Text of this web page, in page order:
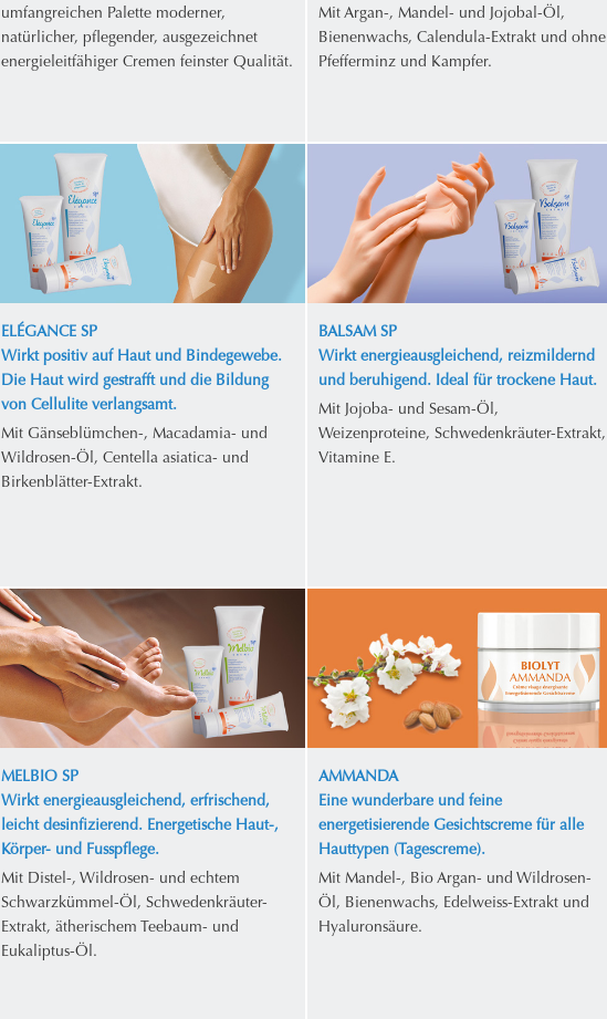
umfangreichen Palette moderner,
natürlicher, pflegender, ausgezeichnet
energieleitfähiger Cremen feinster Qualität.
Mit Argan-, Mandel- und Jojobal-Öl,
Bienenwachs, Calendula-Extrakt und ohne
Pfefferminz und Kampfer.
ELÉGANCE SP
Wirkt positiv auf Haut und Bindegewebe.
Die Haut wird gestrafft und die Bildung
von Cellulite verlangsamt.
Mit Gänseblümchen-, Macadamia- und
Wildrosen-Öl, Centella asiatica- und
Birkenblätter-Extrakt.
BALSAM SP
Wirkt energieausgleichend, reizmildernd
und beruhigend. Ideal für trockene Haut.
Mit Jojoba- und Sesam-Öl,
Weizenproteine, Schwedenkräuter-Extrakt,
Vitamine E.
MELBIO SP
Wirkt energieausgleichend, erfrischend,
leicht desinfizierend. Energetische Haut-,
Körper- und Fusspflege.
Mit Distel-, Wildrosen- und echtem
Schwarzkümmel-Öl, Schwedenkräuter-
Extrakt, ätherischem Teebaum- und
Eukaliptus-Öl.
AMMANDA
Eine wunderbare und feine
energetisierende Gesichtscreme für alle
Hauttypen (Tagescreme).
Mit Mandel-, Bio Argan- und Wildrosen-
Öl, Bienenwachs, Edelweiss-Extrakt und
Hyaluronsäure.